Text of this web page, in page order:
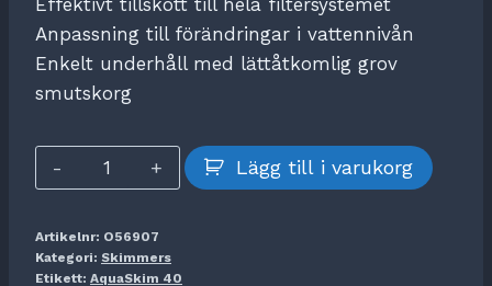
Effektivt tillskott till hela filtersystemet
Anpassning till förändringar i vattennivån
Enkelt underhåll med lättåtkomlig grov
smutskorg
AquaSkim
40
Lägg till i varukorg
Artikelnr: O56907
Kategori: Skimmers
Etikett: AquaSkim 40